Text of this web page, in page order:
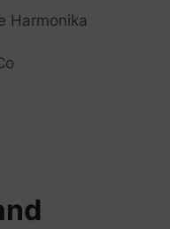
Harmonika